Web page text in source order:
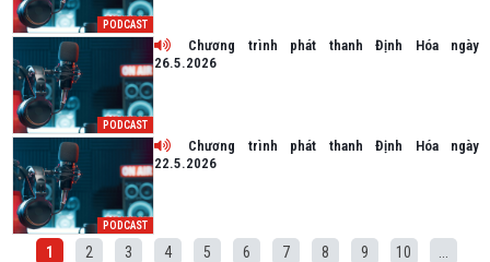
PODCAST
PODCAST
Chương trình phát thanh Định Hóa ngày
26.5.2026
PODCAST
Chương trình phát thanh Định Hóa ngày
22.5.2026
1 2 3 4 5 6 7 8 9 10